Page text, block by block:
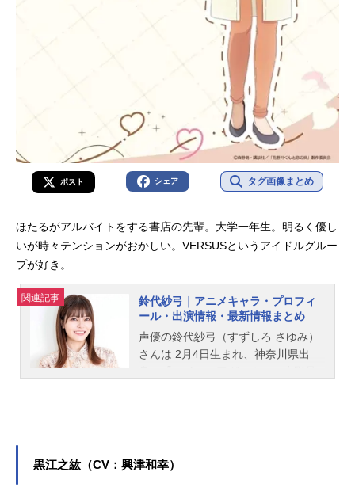
ポスト シェア タグ画像まとめ
ほたるがアルバイトをする書店の先輩。大学一年生。明るく優し
いが時々テンションがおかしい。VERSUSというアイドルグルー
プが好き。
関連記事
鈴代紗弓｜アニメキャラ・プロフィ
ール・出演情報・最新情報まとめ
声優の鈴代紗弓（すずしろ さゆみ）
さんは 2月4日生まれ、神奈川県出
ススメ記事をご紹介！
黒江之紘（CV：興津和幸）